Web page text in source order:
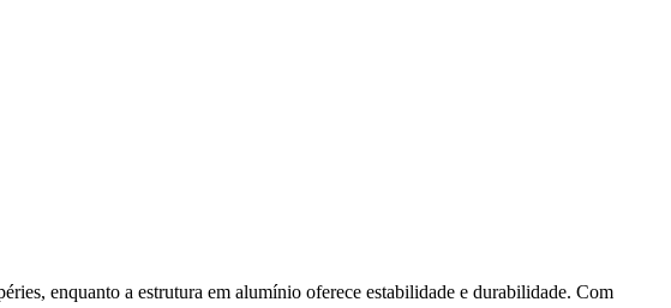
enquanto a estrutura em alumínio oferece estabilidade e durabilidade. Com